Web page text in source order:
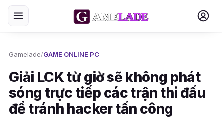
Gamelade/GAME ONLINE PC
Giải LCK từ giờ sẽ không phát
sóng trực tiếp các trận thi đấu
để tránh hacker tấn công